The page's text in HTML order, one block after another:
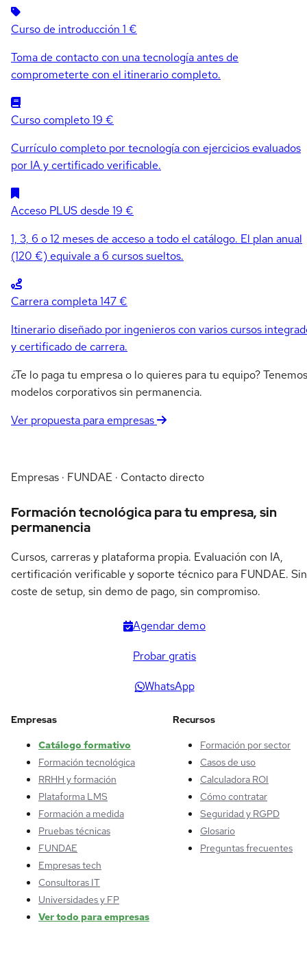
Curso de introducción 1 €
Toma de contacto con una tecnología antes de
comprometerte con el itinerario completo.
Curso completo19 €
Currículo completo por tecnología con ejercicios evaluados
por IA y certificado verificable.
Acceso PLUS desde 19 €
1, 3, 6 o 12 meses de acceso a todo el catálogo. El plan anual
(120 €) equivale a 6 cursos sueltos.
Carrera completa147 €
Itinerario diseñado por ingenieros con varios cursos
y certificado de carrera.
¿Te lo paga tu empresa o lo quieres para tu equipo? Tenemos
modelos corporativos sin permanencia.
Ver propuesta para empresas
Empresas · FUNDAE · Contacto directo
Formación tecnológica para tu empresa, sin
permanencia
Cursos, carreras y plataforma propia. Evaluación con IA,
certificación verificable y soporte técnico para FUNDAE. Sin
coste de setup, sin demo de pago, sin compromiso.
Agendar demo
Probar gratis
WhatsApp
Empresas
Catálogo formativo
Formación tecnológica
RRHH y formación
Plataforma LMS
Formación a medida
Pruebas técnicas
FUNDAE
Empresas tech
Consultoras IT
Universidades y FP
Ver todo para empresas
Recursos
Formación por sector
Casos de uso
Calculadora ROI
Cómo contratar
Seguridad y RGPD
Glosario
Preguntas frecuentes